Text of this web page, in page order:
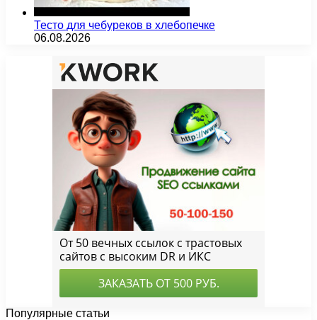
Тесто для чебуреков в хлебопечке
06.08.2026
Популярные статьи